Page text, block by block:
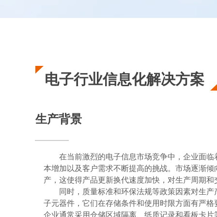
在当前激烈的电子信息市场竞争中，企业面
本增加以及客户需求不断提高的挑战。市场逐渐
产，这使得产品更新换代速度加快，对生产周期
同时，质量标准和环保法规等政策因素对生
子元器件，它们在存储条件和使用时限方面有严
企业通常采用仓储区域隔离、纸质记录和看板卡
电子行业信息化解决方案
生产背景